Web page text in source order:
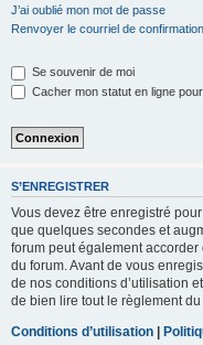
J’ai oublié mon mot de passe
Renvoyer le courriel de confirmation
Se souvenir de moi
Cacher mon statut en ligne
S’ENREGISTRER
Vous devez être enregistré
que quelques secondes et
forum peut également
du forum. Avant de vous
de nos conditions d’utilisation
de bien lire tout le règlement du
Conditions d’utilisation |